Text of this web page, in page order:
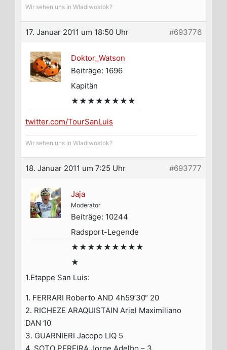
Wir sehen uns in Wladiwostok?
17. Januar 2011 um 18:50 Uhr #693776
Doktor_Watson
Beiträge: 1696
Kapitän
★★★★★★★★
twitter.com/TourSanLuis
Wir sehen uns in Wladiwostok?
18. Januar 2011 um 7:25 Uhr #693777
Jaja
Moderator
Beiträge: 10244
Radsport-Legende
★★★★★★★★★
★
1.Etappe San Luis:
1. FERRARI Roberto AND 4h59’30“ 20
2. RICHEZE ARAQUISTAIN Ariel Maximiliano
DAN 10
3. GUARNIERI Jacopo LIQ 5